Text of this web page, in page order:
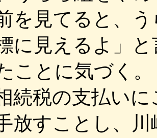
を見てると、
に見えるよ」
ことに気づく
続税の支払い
放すことし、川